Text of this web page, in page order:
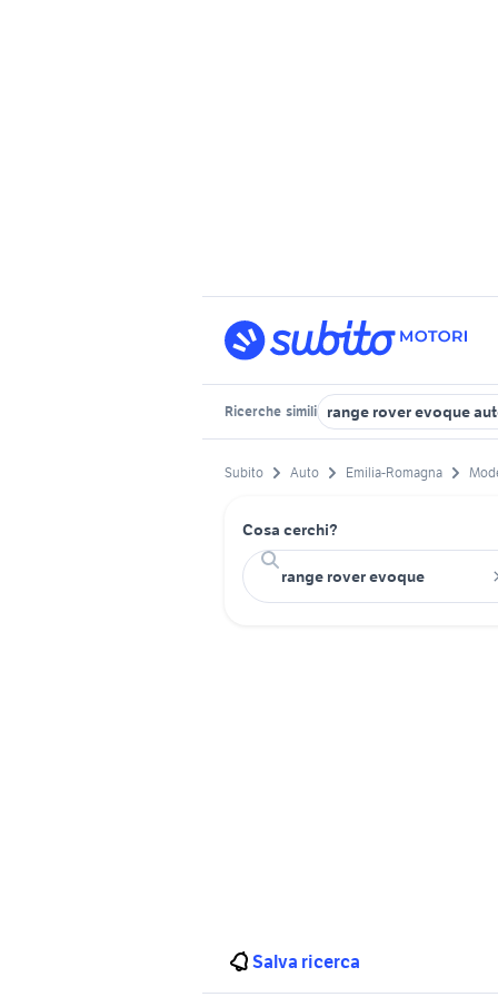
Ricerche simili range rover evoque
Subito Auto Emilia-Romagna
Cosa cerchi?
Salva ricerca